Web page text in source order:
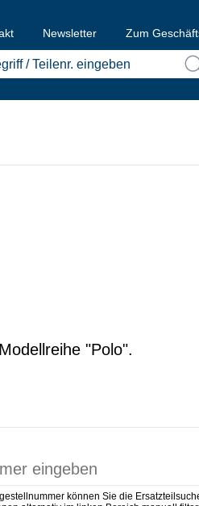
Newsletter Zum
"Polo".
können Sie die